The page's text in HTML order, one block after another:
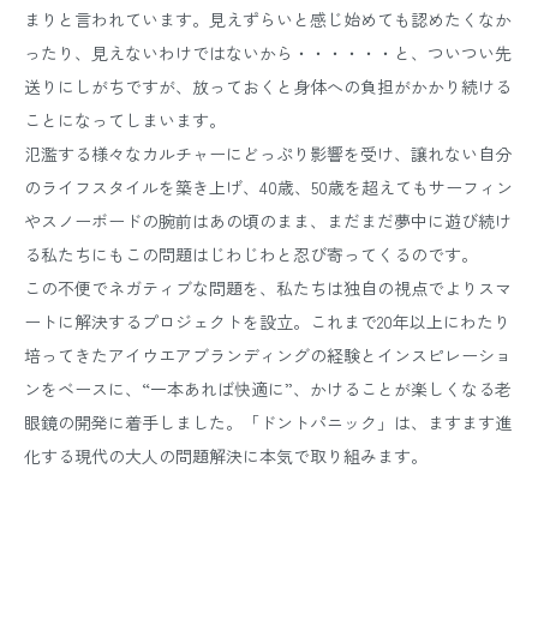
まりと言われています。見えずらいと感じ始めても認めたくなか
ったり、見えないわけではないから・・・・・・と、ついつい先
送りにしがちですが、放っておくと身体への負担がかかり続ける
ことになってしまいます。
氾濫する様々なカルチャーにどっぷり影響を受け、譲れない自分
のライフスタイルを築き上げ、40歳、50歳を超えてもサーフィン
やスノーボードの腕前はあの頃のまま、まだまだ夢中に遊び続け
る私たちにもこの問題はじわじわと忍び寄ってくるのです。
この不便でネガティブな問題を、私たちは独自の視点でよりスマ
ートに解決するプロジェクトを設立。これまで20年以上にわたり
培ってきたアイウエアブランディングの経験とインスピレーショ
ンをベースに、“一本あれば快適に”、かけることが楽しくなる老
眼鏡の開発に着手しました。「ドントパニック」は、ますます進
化する現代の大人の問題解決に本気で取り組みます。